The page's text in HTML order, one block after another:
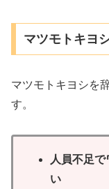
マツモトキヨ
マツモトキヨシを
す。
人員不足
い